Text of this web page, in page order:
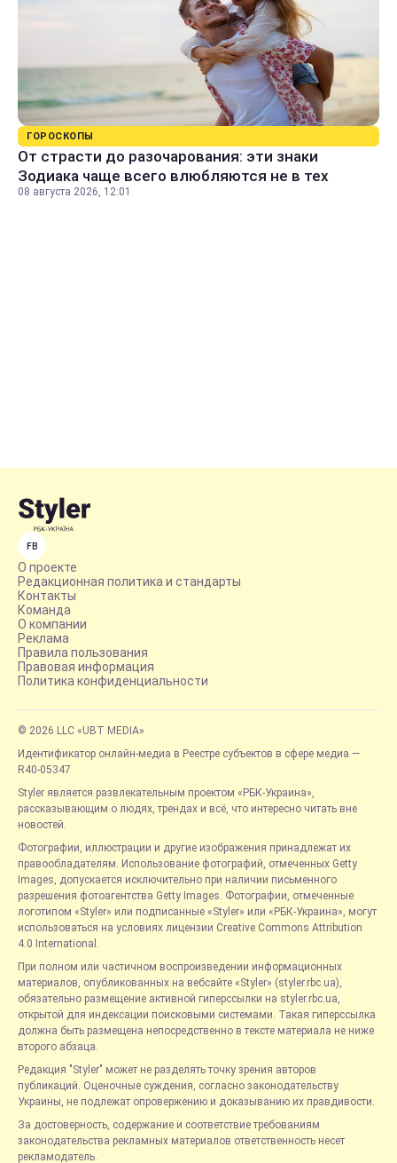
ГОРОСКОПЫ
От страсти до разочарования: эти знаки
Зодиака чаще всего влюбляются не в тех
08 августа 2026, 12:01
FB
О проекте
Редакционная политика и стандарты
Контакты
Команда
О компании
Реклама
Правила пользования
Правовая информация
Политика конфиденциальности
© 2026 LLC «UBT MEDIA»
Идентификатор онлайн-медиа в Реестре субъектов в сфере медиа —
R40-05347
Styler является развлекательным проектом «РБК-Украина»,
рассказывающим о людях, трендах и всё, что интересно читать вне
новостей.
Фотографии, иллюстрации и другие изображения принадлежат их
правообладателям. Использование фотографий, отмеченных Getty
Images, допускается исключительно при наличии письменного
разрешения фотоагентства Getty Images. Фотографии, отмеченные
логотипом «Styler» или подписанные «Styler» или «РБК-Украина», могут
использоваться на условиях лицензии Creative Commons Attribution
4.0 International.
При полном или частичном воспроизведении информационных
материалов, опубликованных на вебсайте «Styler» (styler.rbc.ua),
обязательно размещение активной гиперссылки на styler.rbc.ua,
открытой для индексации поисковыми системами. Такая гиперссылка
должна быть размещена непосредственно в тексте материала не ниже
второго абзаца.
Редакция "Styler" может не разделять точку зрения авторов
публикаций. Оценочные суждения, согласно законодательству
Украины, не подлежат опровержению и доказыванию их правдивости.
За достоверность, содержание и соответствие требованиям
законодательства рекламных материалов ответственность несет
рекламодатель.